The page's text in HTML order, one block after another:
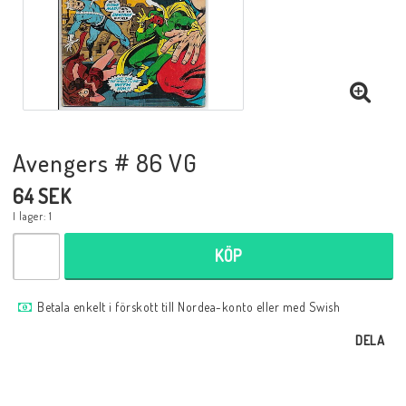
Mynt och Sedlar
Samlartillbehör
Avengers # 86 VG
64 SEK
I lager: 1
KÖP
Betala enkelt i förskott till Nordea-konto eller med Swish
DELA